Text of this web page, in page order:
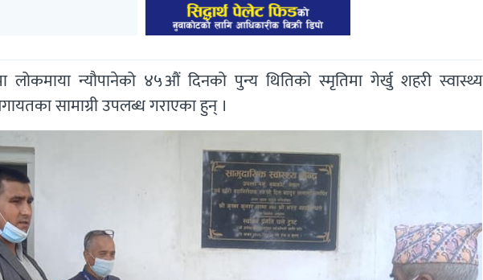
लोकमाया न्यौपानेको ४५औं दिनको पुन्य थितिको स्मृतिमा गेर्खु शहरी स्वास्थ्य
सामाग्री उपलब्ध गराएका हुन् ।